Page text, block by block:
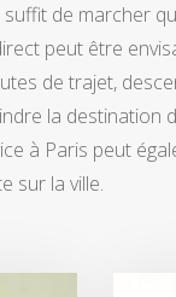
de marcher
peut être
de trajet,
la destination
à Paris peut
sur la ville.